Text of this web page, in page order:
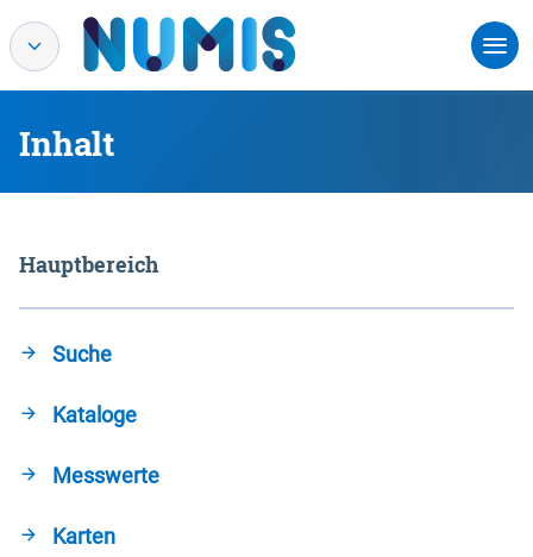
Inhalt
Hauptbereich
Suche
Kataloge
Messwerte
Karten